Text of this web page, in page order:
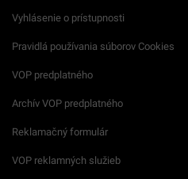
Vyhlásenie o prístupnosti
Pravidlá používania súborov Cookies
VOP predplatného
Archív VOP predplatného
Reklamačný formulár
VOP reklamných služieb